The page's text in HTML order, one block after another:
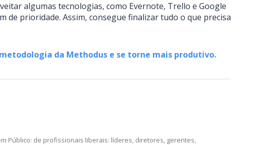
algumas tecnologias, como Evernote, Trello e Google
de prioridade. Assim, consegue finalizar tudo o que precisa
metodologia da Methodus e se torne mais produtivo.
Público: de profissionais liberais: líderes, diretores, gerentes,